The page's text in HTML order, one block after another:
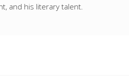
and his literary talent.